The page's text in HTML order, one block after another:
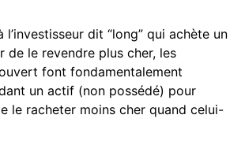
l’investisseur dit “long” qui achète un
de le revendre plus cher, les
font fondamentalement
un actif (non possédé) pour
le racheter moins cher quand celui-